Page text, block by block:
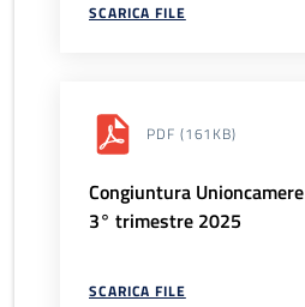
SCARICA FILE
PDF (161KB)
Congiuntura
3° trimestre 2025
SCARICA FILE